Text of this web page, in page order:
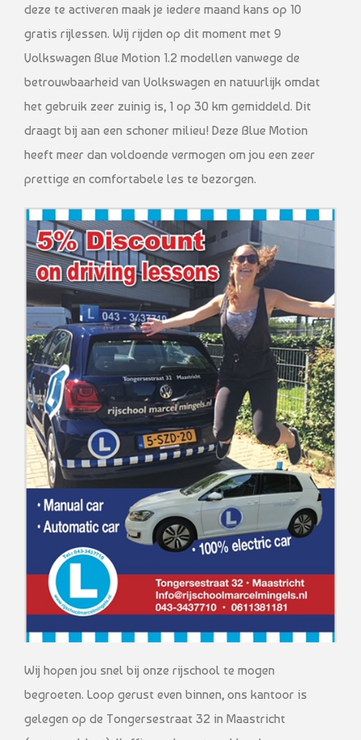
deze te activeren maak je iedere maand kans op 10
gratis rijlessen. Wij rijden op dit moment met 9
Volkswagen Blue Motion 1.2 modellen vanwege de
betrouwbaarheid van Volkswagen en natuurlijk omdat
het gebruik zeer zuinig is, 1 op 30 km gemiddeld. Dit
draagt bij aan een schoner milieu! Deze Blue Motion
heeft meer dan voldoende vermogen om jou een zeer
prettige en comfortabele les te bezorgen.
Wij hopen jou snel bij onze rijschool te mogen
begroeten. Loop gerust even binnen, ons kantoor is
gelegen op de Tongersestraat 32 in Maastricht